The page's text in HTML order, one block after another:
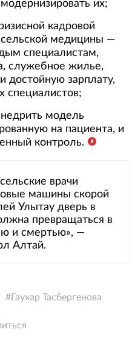
их;
кадровой
сельской медицины —
специалистам,
служебное жилье,
достойную зарплату,
специалистов;
модель
на пациента, и
контроль.
врачи
машины скорой
Улытау дверь в
превращаться в
и смертью», —
Алтай.
Гаухар Тасбергенова